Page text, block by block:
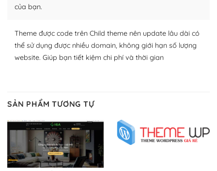
WordPress đa dạng plugin và themes
– Dễ sử dụng
Với mọi Hosting bất kỳ thì WordPress đều có thể dễ
Và bạn có toàn quyền tự do khi quyết định nơi lưu trữ
trang web WordPress của bạn.
Dễ dàng lựa chọn Hosting cho website WordPress
– Bảo mật cực tốt
Vì WordPress hiện là nền tảng xây dựng trang web và
của bạn.
Theme được code trên Child theme nên update lâu dài có
thể sử dụng được nhiều domain, không giới hạn số lượng
website. Giúp bạn tiết kiệm chi phí và thời gian
SẢN PHẨM TƯƠNG TỰ